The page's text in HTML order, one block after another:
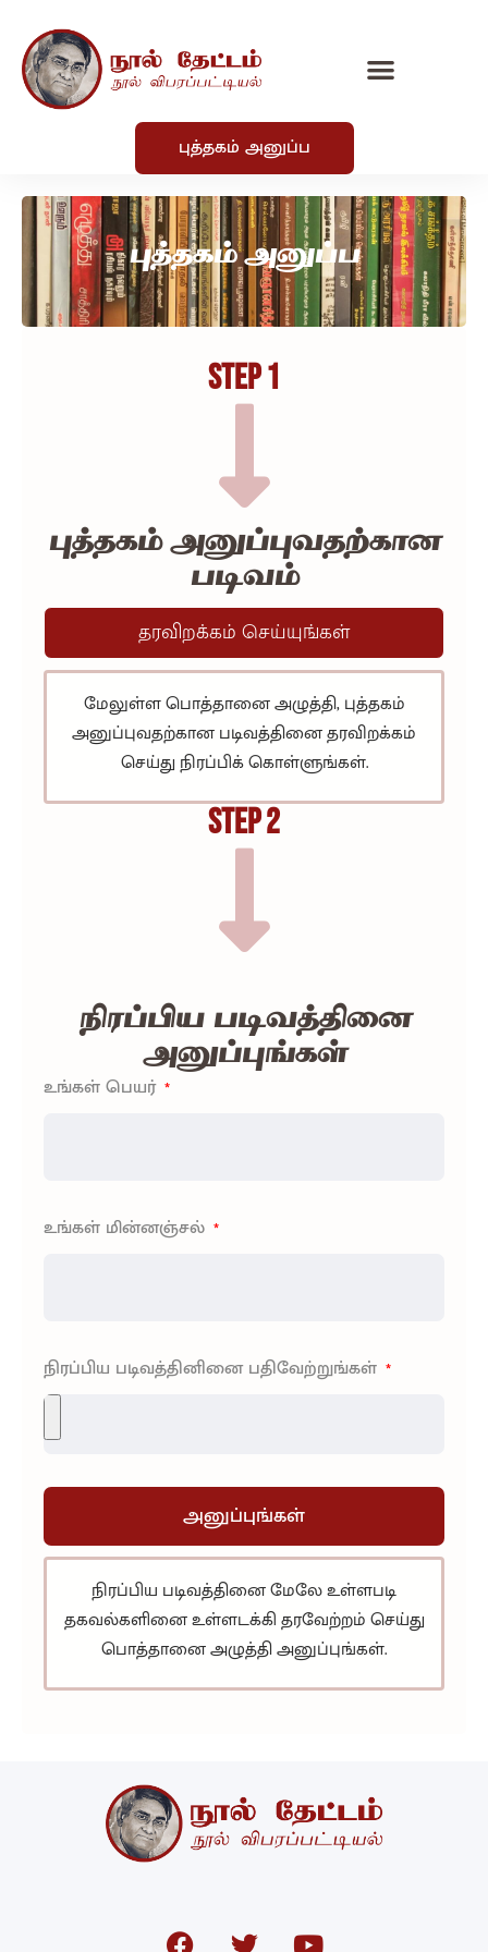
புத்தகம் அனுப்ப
புத்தகம் அனுப்ப
STEP 1
புத்தகம் அனுப்புவதற்கான
படிவம்
தரவிறக்கம் செய்யுங்கள்
மேலுள்ள பொத்தானை அழுத்தி, புத்தகம்
அனுப்புவதற்கான படிவத்தினை தரவிறக்கம்
செய்து நிரப்பிக் கொள்ளுங்கள்.
STEP 2
நிரப்பிய படிவத்தினை
அனுப்புங்கள்
உங்கள் பெயர்
உங்கள் மின்னஞ்சல்
நிரப்பிய படிவத்தினினை பதிவேற்றுங்கள்
அனுப்புங்கள்
நிரப்பிய படிவத்தினை மேலே உள்ளபடி
தகவல்களினை உள்ளடக்கி தரவேற்றம் செய்து
பொத்தானை அழுத்தி அனுப்புங்கள்.